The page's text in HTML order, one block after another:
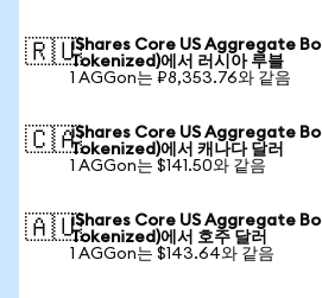
🇷🇺iShares Core US Aggregate
Tokenized)에서 러시아 루블
1 AGGon는 ₽8,353.76와 같음
🇨🇦iShares Core US Aggregate
Tokenized)에서 캐나다 달러
1 AGGon는 $141.50와 같음
🇦🇺iShares Core US Aggregate
Tokenized)에서 호주 달러
1 AGGon는 $143.64와 같음